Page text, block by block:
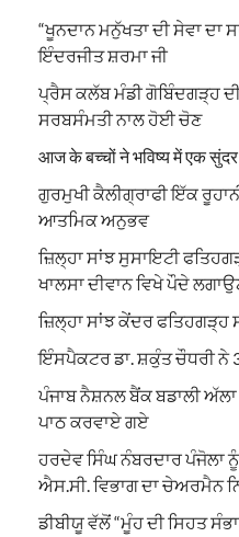
“ਖੂਨਦਾਨ ਮਨੁੱਖਤਾ ਦੀ ਸੇਵਾ ਦਾ
ਇੰਦਰਜੀਤ ਸ਼ਰਮਾ ਜੀ
ਪ੍ਰੈਸ ਕਲੱਬ ਮੰਡੀ ਗੋਬਿੰਦਗੜ੍ਹ ਦੀ
ਸਰਬਸੰਮਤੀ ਨਾਲ ਹੋਈ ਚੋਣ
आज के बच्चों ने भविष्य में एक सुंदर
ਗੁਰਮੁਖੀ ਕੈਲੀਗ੍ਰਾਫੀ ਇੱਕ
ਆਤਮਿਕ ਅਨੁਭਵ
ਜ਼ਿਲ੍ਹਾ ਸਾਂਝ ਸੁਸਾਇਟੀ
ਖਾਲਸਾ ਦੀਵਾਨ ਵਿਖੇ ਪੌਦੇ
ਜ਼ਿਲ੍ਹਾ ਸਾਂਝ ਕੇਂਦਰ ਫਤਿਹਗੜ੍ਹ
ਇੰਸਪੈਕਟਰ ਡਾ. ਸ਼ਕੁੰਤ ਚੌਧਰੀ ਨੇ
ਪੰਜਾਬ ਨੈਸ਼ਨਲ ਬੈਂਕ ਬਡਾਲੀ ਅੱਲਾ
ਪਾਠ ਕਰਵਾਏ ਗਏ
ਹਰਦੇਵ ਸਿੰਘ ਨੰਬਰਦਾਰ ਪੰਜੋਲਾ
ਐਸ.ਸੀ. ਵਿਭਾਗ ਦਾ ਚੇਅਰਮੈਨ
ਡੀਬੀਯੂ ਵੱਲੋਂ “ਮੂੰਹ ਦੀ ਸਿਹਤ